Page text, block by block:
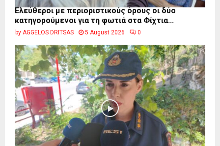
Ελεύθεροι με περιοριστικούς όρους οι δύο
κατηγορούμενοι για τη φωτιά στα Φίχτια...
by AGGELOS DRITSAS 5 August 2026 0